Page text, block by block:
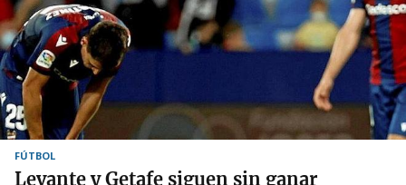
FÚTBOL
Levante y Getafe siguen sin ganar